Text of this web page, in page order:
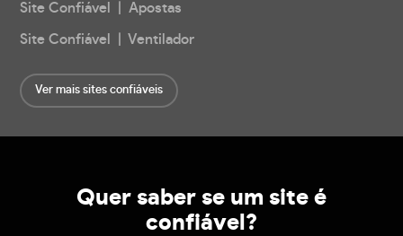
Site Confiável | Apostas
Site Confiável | Ventilador
Ver mais sites confiáveis
Quer saber se um site é
confiável?